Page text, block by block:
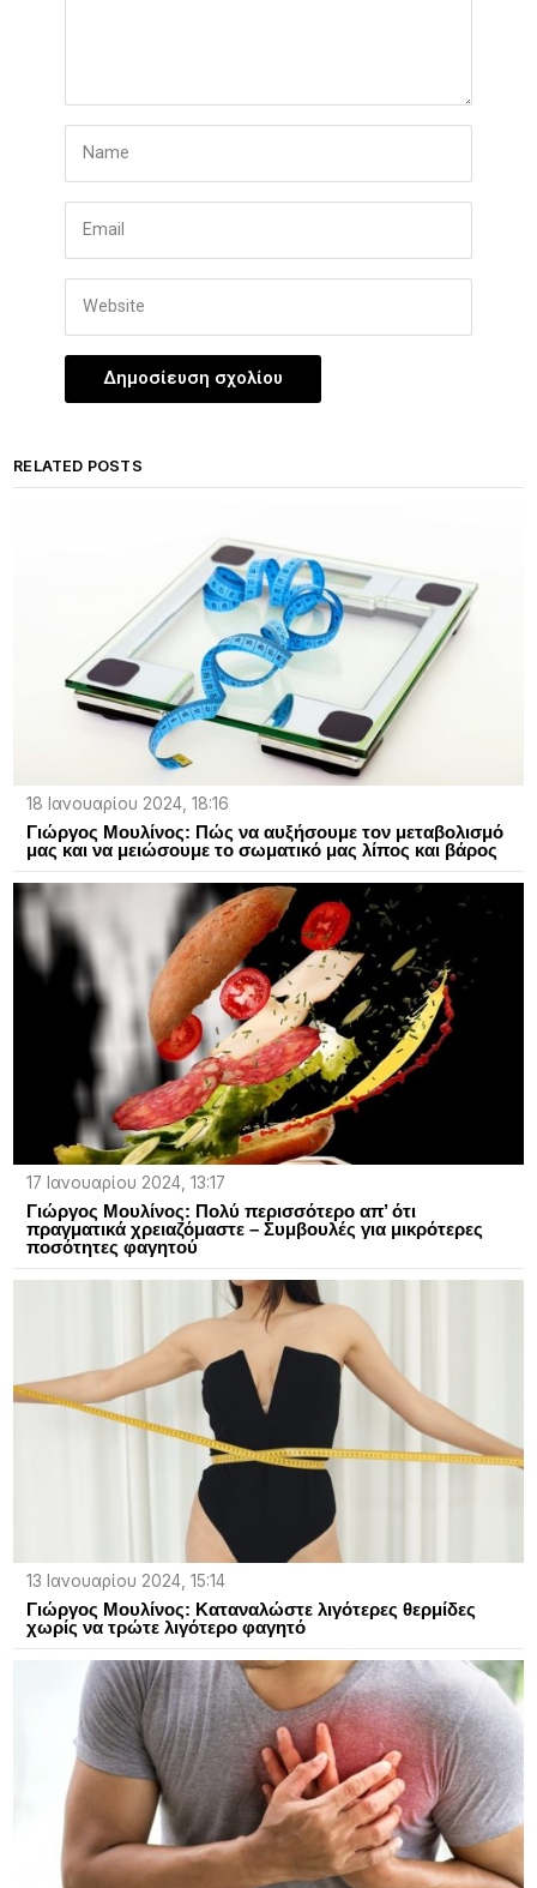
RELATED POSTS
18 Ιανουαρίου 2024, 18:16
Γιώργος Μουλίνος: Πώς να αυξήσουμε τον μεταβολισμό
μας και να μειώσουμε το σωματικό μας λίπος και βάρος
17 Ιανουαρίου 2024, 13:17
Γιώργος Μουλίνος: Πολύ περισσότερο απ’ ότι
πραγματικά χρειαζόμαστε – Συμβουλές για μικρότερες
ποσότητες φαγητού
13 Ιανουαρίου 2024, 15:14
Γιώργος Μουλίνος: Καταναλώστε λιγότερες θερμίδες
χωρίς να τρώτε λιγότερο φαγητό